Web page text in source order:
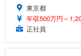
東京都
年収500万円～
正社員